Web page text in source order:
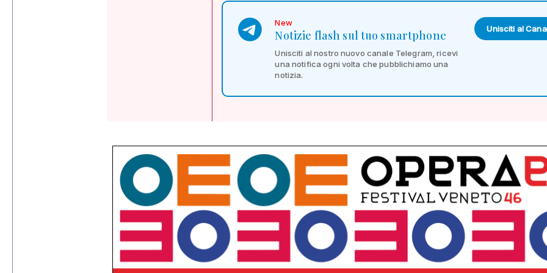
New
Notizie flash sul tuo smartphone
Unisciti al nostro nuovo canale Telegram, ricevi
una notifica ogni volta che pubblichiamo una
notizia.
Unisciti al